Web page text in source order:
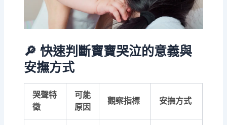
🔎 快速判斷寶寶哭泣的意義與
安撫方式
哭聲特
徵
可能
原因
觀察指標 安撫方式